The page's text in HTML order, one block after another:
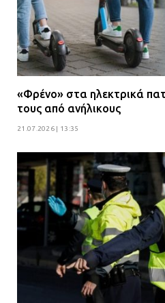
«Φρένο» στα ηλεκτρικά
τους από ανήλικους
21.07.2026 | 13:35